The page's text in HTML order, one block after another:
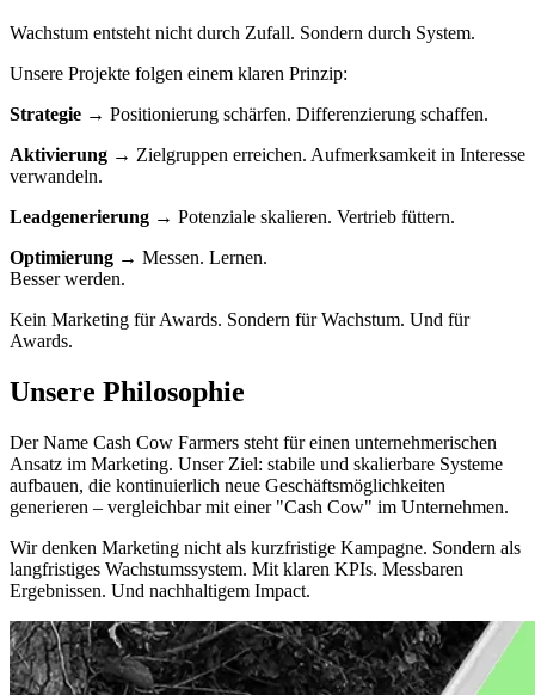
Wachstum entsteht nicht durch Zufall. Sondern durch System.
Unsere Projekte folgen einem klaren Prinzip:
Strategie → Positionierung schärfen. Differenzierung schaffen.
Aktivierung → Zielgruppen erreichen. Aufmerksamkeit in Interesse
verwandeln.
Leadgenerierung → Potenziale skalieren. Vertrieb füttern.
Optimierung → Messen. Lernen.
Besser werden.
Kein Marketing für Awards. Sondern für Wachstum. Und für
Awards.
Unsere Philosophie
Der Name Cash Cow Farmers steht für einen unternehmerischen
Ansatz im Marketing. Unser Ziel: stabile und skalier­bare Systeme
aufbauen, die kontinuierlich neue Geschäftsmöglich­keiten
generieren – vergleichbar mit einer "Cash Cow" im Unternehmen.
Wir denken Marketing nicht als kurzfristige Kampagne. Sondern als
langfristiges Wachstumssystem. Mit klaren KPIs. Mess­baren
Ergebnissen. Und nachhalti­gem Impact.